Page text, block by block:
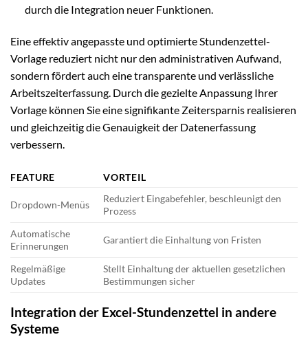
durch die Integration neuer Funktionen.
Eine effektiv angepasste und optimierte Stundenzettel-
Vorlage reduziert nicht nur den administrativen Aufwand,
sondern fördert auch eine transparente und verlässliche
Arbeitszeiterfassung. Durch die gezielte Anpassung Ihrer
Vorlage können Sie eine signifikante Zeitersparnis realisieren
und gleichzeitig die Genauigkeit der Datenerfassung
verbessern.
FEATURE VORTEIL
Dropdown-Menüs
Reduziert Eingabefehler, beschleunigt den
Prozess
Automatische
Erinnerungen
Garantiert die Einhaltung von Fristen
Regelmäßige
Updates
Stellt Einhaltung der aktuellen gesetzlichen
Bestimmungen sicher
Integration der Excel-Stundenzettel in andere
Systeme